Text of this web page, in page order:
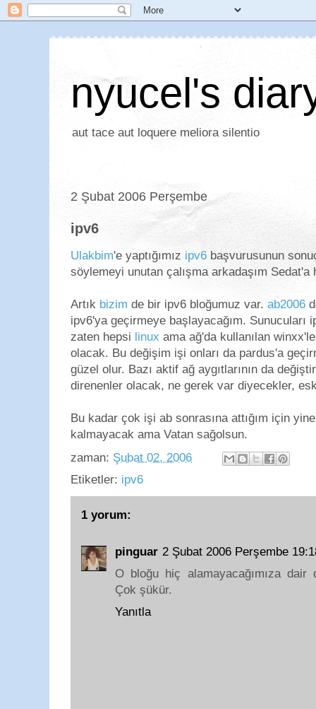
nyucel's
aut tace aut loquere meliora silentio
2 Şubat 2006 Perşembe
ipv6
Ulakbim'e yaptığımız ipv6 başvurusunun
söylemeyi unutan çalışma arkadaşım
Artık bizim de bir ipv6 bloğumuz var. ab2006
ipv6'ya geçirmeye başlayacağım. Sunucuları
zaten hepsi linux ama ağ'da kullanılan
olacak. Bu değişim işi onları da pardus'a
güzel olur. Bazı aktif ağ aygıtlarının da
direnenler olacak, ne gerek var diyecekler,
Bu kadar çok işi ab sonrasına attığım için
kalmayacak ama Vatan sağolsun.
zaman: Şubat 02, 2006
Etiketler: ipv6
1 yorum:
pinguar 2 Şubat 2006 Perşembe
O bloğu hiç alamayacağımıza
Çok şükür.
Yanıtla